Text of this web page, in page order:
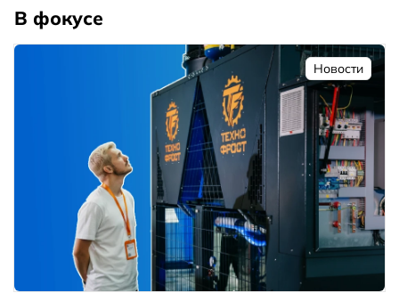
В фокусе
Новости